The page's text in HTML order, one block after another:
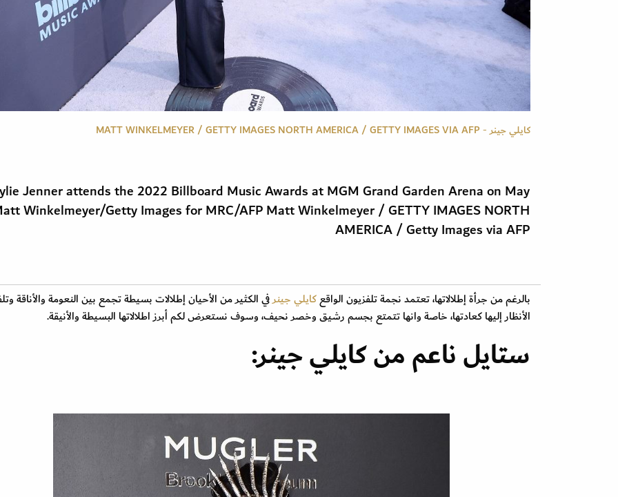
كايلي جينر - MATT WINKELMEYER / GETTY IMAGES NORTH AMERICA / GETTY IMAGES VIA AFP
Jenner attends the 2022 Billboard Music Awards at MGM Grand Garden Arena on May
Winkelmeyer/Getty Images for MRC/AFP Matt Winkelmeyer / GETTY IMAGES NORTH
AMERICA / Getty Images via AFP
بالرغم من جرأة إطلالاتها، تعتمد نجمة تلفزيون الواقعكايلي جينرفي الكثير من الأحيان إطلالات بسيطة تجمع بين النعومة والأناقة
الأنظار إليها كعادتها، خاصة وانها تتمتع بجسم رشيق وخصر نحيف، وسوف نستعرض لكم أبرز اطلالاتها البسيطة والأنيقة.
ستايل ناعم من كايلي جينر: